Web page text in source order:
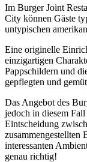
Im Burger Joint
City können Gäste
untypischen
Eine originelle
einzigartigen
Pappschildern und
gepflegten und
Das Angebot des
jedoch in diesem
Eintscheidung
zusammengestellten
interessanten
genau richtig!